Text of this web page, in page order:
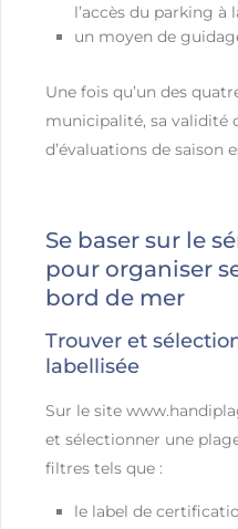
l’accès du parking à
un moyen de
Une fois qu’un des
municipalité, sa validité
d’évaluations de saison
Se baser sur le
pour organiser
bord de mer
Trouver et
labellisée
Sur le site
et sélectionner une
filtres tels que :
le label de